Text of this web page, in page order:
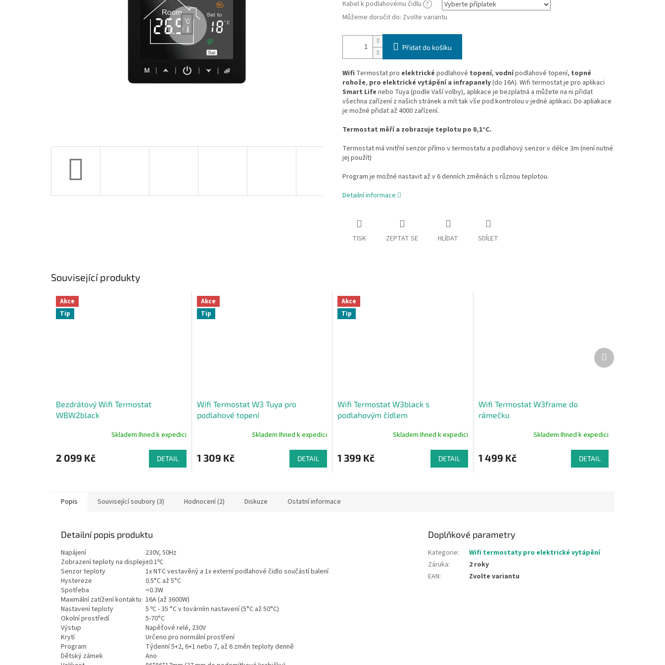
Kabel k podlahovému čidlu ?
Můžeme doručit do: Zvolte variantu
Přidat do košíku
Wifi Termostat pro elektrické podlahové topení, vodnípodlahové topení, topné
rohože, pro elektrické vytápění a infrapanely(do 16A). Wifi termostat je pro aplikaci
Smart Life nebo Tuya (podle Vaší volby), aplikace je bezplatná a můžete na ni přidat
všechna zařízení z našich stránek a mít tak vše pod kontrolou v jedné aplikaci. Do apliakace
je možné přidat až 4000 zařízení.
Termostat měří a zobrazuje teplotu po 0,1°C.
Termostat má vnitřní senzor přímo v termostatu a podlahový senzor v délce 3m (není nutné
jej použít)
Program je možné nastavit až v 6 denních změnách s různou teplotou.
Detailní informace
TISK ZEPTAT SE HLÍDAT SDÍLET
Související produkty
Akce
Tip
Bezdrátový Wifi Termostat
WBW2black
produktu
je
hvězdiček.
Skladem Ihned k expedici
2 099 Kč DETAIL
Akce
Tip
Wifi Termostat W3 Tuya pro
podlahové topení
produktu
je
hvězdiček.
Skladem Ihned k expedici
1 309 Kč DETAIL
Akce
Tip
Wifi Termostat W3black s
podlahovým čidlem
produktu
je
hvězdiček.
Skladem Ihned k expedici
1 399 Kč DETAIL
Wifi Termostat W3frame do
rámečku
produktu
je
Skladem Ihned k expedici
1 499 Kč DETAIL
Další
produkt
Popis Související soubory (3) Hodnocení (2) Diskuze Ostatní informace
Detailní popis produktu
Napájení
230V, 50Hz
Zobrazení teploty na displeji±0.1ºC
Senzor teploty
1x NTC vestavěný a 1x externí podlahové čidlo součástí balení
Hystereze
0.5°C až 5°C
Spotřeba
<0.3W
Maximální zatížení kontaktu 16A (až 3600W)
Nastavení teploty
5 ºC - 35 °C v továrním nastavení (5°C až 50°C)
Okolní prostředí
5-70°C
Výstup
Napěťové relé, 230V
Krytí
Určeno pro normální prostření
Program
Týdenní 5+2, 6+1 nebo 7, až 6 změn teploty denně
Dětský zámek
Ano
Doplňkové parametry
Kategorie:
Wifi termostaty pro elektrické vytápění
Záruka:
2 roky
EAN: Zvolte variantu